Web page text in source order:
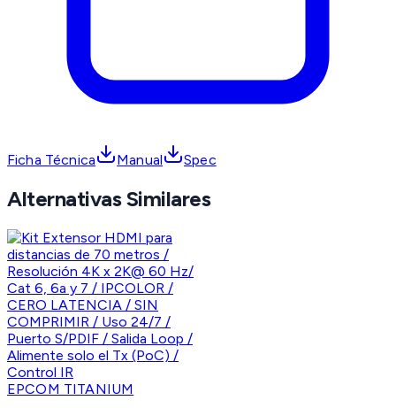
Ficha Técnica Manual Spec
Alternativas Similares
EPCOM TITANIUM